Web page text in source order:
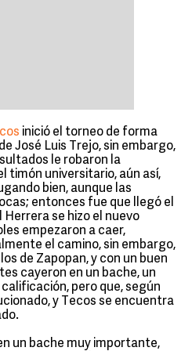
inició el torneo de forma
José Luis Trejo, sin embargo,
le robaron la
timón universitario, aún así,
bien, aunque las
entonces fue que llegó el
se hizo el nuevo
empezaron a caer,
el camino, sin embargo,
de Zapopan, y con un buen
cayeron en un bache, un
pero que, según
y Tecos se encuentra
un bache muy importante,